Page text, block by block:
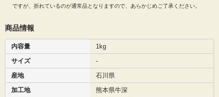
ですが、折れているのが通常品となりますので、あらかじめご了承ください。
商品情報
内容量
1kg
サイズ
-
産地
石川県
加工地
熊本県牛深